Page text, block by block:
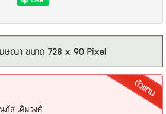
ม7-สิรินธร
น้อย ถ.นครอินทร์ ตำบลบางสีทอง อำเภอ
รางเมตร
ภัส เติมวงศ์